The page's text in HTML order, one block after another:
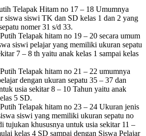
Telapak Hitam no 17 – 18 Umumnya
siswa siswi TK dan SD kelas 1 dan 2 yang
nomer 31 s/d 33.
Telapak hitam no 19 – 20 secara umum
siswi pelajar yang memiliki ukuran sepatu
7 – 8 th yaitu anak kelas 1 sampai kelas
Telapak hitam no 21 – 22 umumnya
dengan ukuran sepatu 35 – 37 dan
usia sekitar 8 – 10 Tahun yaitu anak
5 SD.
Telapak hitam no 23 – 24 Ukuran jenis
siswi yang memiliki ukuran sepatu no
tujukan khususnya untuk usia sekitar 11 –
kelas 4 SD sampai dengan Siswa Pelajar